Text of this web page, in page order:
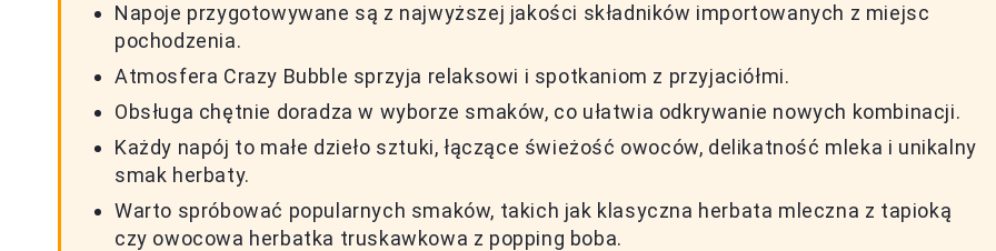
Napoje przygotowywane są z najwyższej jakości składników importowanych z miejsc
pochodzenia.
Atmosfera Crazy Bubble sprzyja relaksowi i spotkaniom z przyjaciółmi.
Obsługa chętnie doradza w wyborze smaków, co ułatwia odkrywanie nowych kombinacji.
Każdy napój to małe dzieło sztuki, łączące świeżość owoców, delikatność mleka i unikalny
smak herbaty.
Warto spróbować popularnych smaków, takich jak klasyczna herbata mleczna z tapioką
czy owocowa herbatka truskawkowa z popping boba.